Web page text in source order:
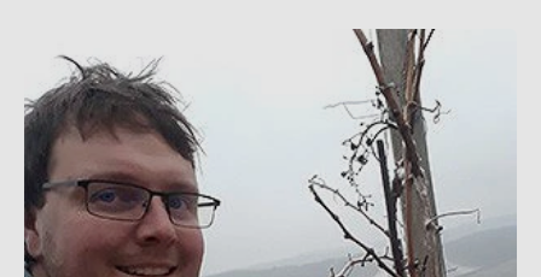
auf sich wirken. Erleben Sie den vollen Geschmack der
Trauben aus dem südsteirischen Vulkanland.
Weiterlesen
→